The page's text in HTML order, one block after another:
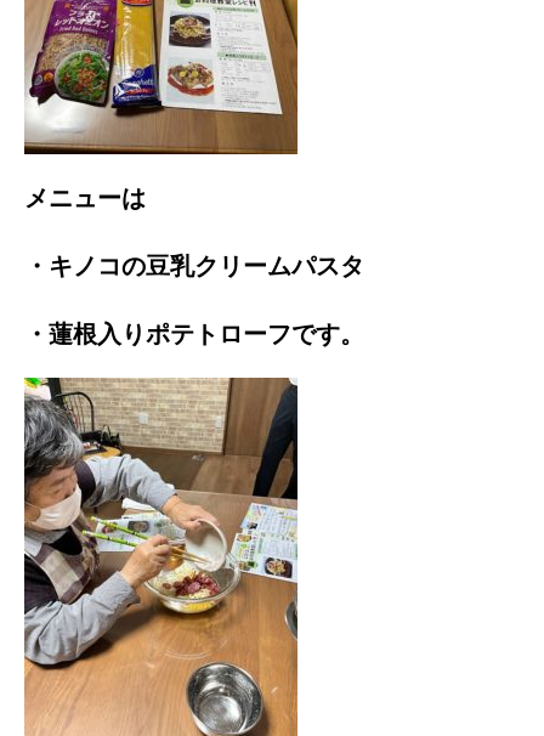
メニューは
・キノコの豆乳クリームパスタ
・蓮根入りポテトローフです。